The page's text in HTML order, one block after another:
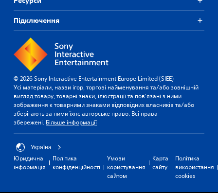
Підключення
© 2026 Sony Interactive Entertainment Europe Limited (SIEE)
Усі матеріали, назви ігор, торгові найменування та/або зовнішній
вигляд товару, товарні знаки, ілюстрації та пов'язані з ними
зображення є товарними знаками відповідних власників та/або
зберігають за ними їхнє авторське право. Всі права
збережені. Більше інформації
Україна
Юридична
інформація
Політика
конфіденційності
Умови
користування
сайтом
Карта
сайту
Політика
використання
cookies